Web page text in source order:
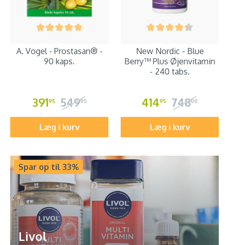
A. Vogel - Prostasan® -
90 kaps.
39195 54995
Læg i kurv
New Nordic - Blue
Berry™ Plus Øjenvitamin
- 240 tabs.
41495 74800
Læg i kurv
Spar op til 33%
Livol